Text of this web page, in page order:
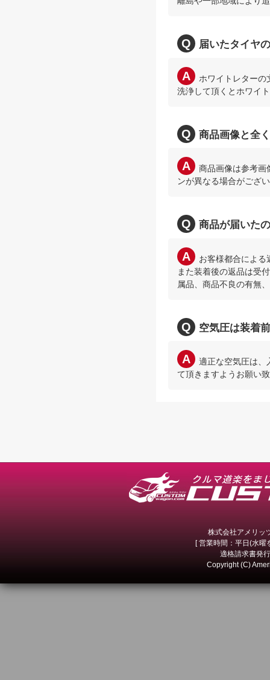
届いたタイヤ
ホワイトレターの
洗浄して頂くとホワイ
商品画像と全
商品画像は参考画
ンが異なる場合がござ
商品が届いた
お客様都合による
また装着後の返品は受
属品、商品不良の有無
空気圧は装着
適正な空気圧は、
て頂きますようお願い
株式会社アメリ
[ 営業時間：平日(水
適格請求書発
Copyright (C)